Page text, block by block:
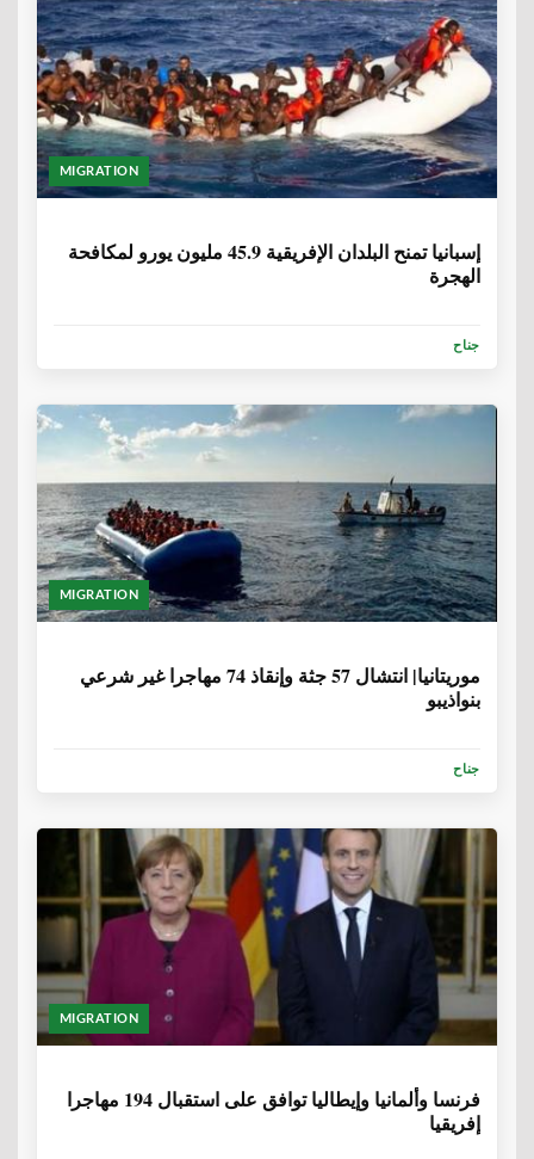
MIGRATION
إسبانيا تمنح البلدان الإفريقية 45.9 مليون يورو لمكافحة
الهجرة
جناح
MIGRATION
موريتانيا| انتشال 57 جثة وإنقاذ 74 مهاجرا غير شرعي
بنواذيبو
جناح
MIGRATION
فرنسا وألمانيا وإيطاليا توافق على استقبال 194 مهاجرا
إفريقيا